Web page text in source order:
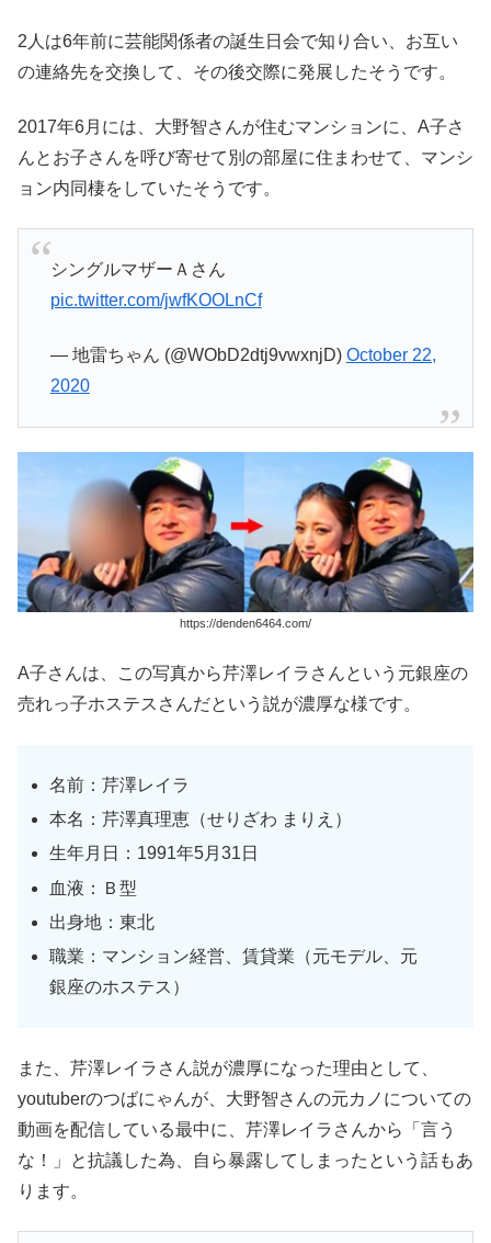
2人は6年前に芸能関係者の誕生日会で知り合い、お互い
の連絡先を交換して、その後交際に発展したそうです。
2017年6月には、大野智さんが住むマンションに、A子さ
んとお子さんを呼び寄せて別の部屋に住まわせて、マンシ
ョン内同棲をしていたそうです。
シングルマザーＡさん
pic.twitter.com/jwfKOOLnCf
— 地雷ちゃん (@WObD2dtj9vwxnjD) October 22,
2020
https://denden6464.com/
A子さんは、この写真から芹澤レイラさんという元銀座の
売れっ子ホステスさんだという説が濃厚な様です。
名前：芹澤レイラ
本名：芹澤真理恵（せりざわ まりえ）
生年月日：1991年5月31日
血液：Ｂ型
出身地：東北
職業：マンション経営、賃貸業（元モデル、元
銀座のホステス）
また、芹澤レイラさん説が濃厚になった理由として、
youtuberのつばにゃんが、大野智さんの元カノについての
動画を配信している最中に、芹澤レイラさんから「言う
な！」と抗議した為、自ら暴露してしまったという話もあ
ります。